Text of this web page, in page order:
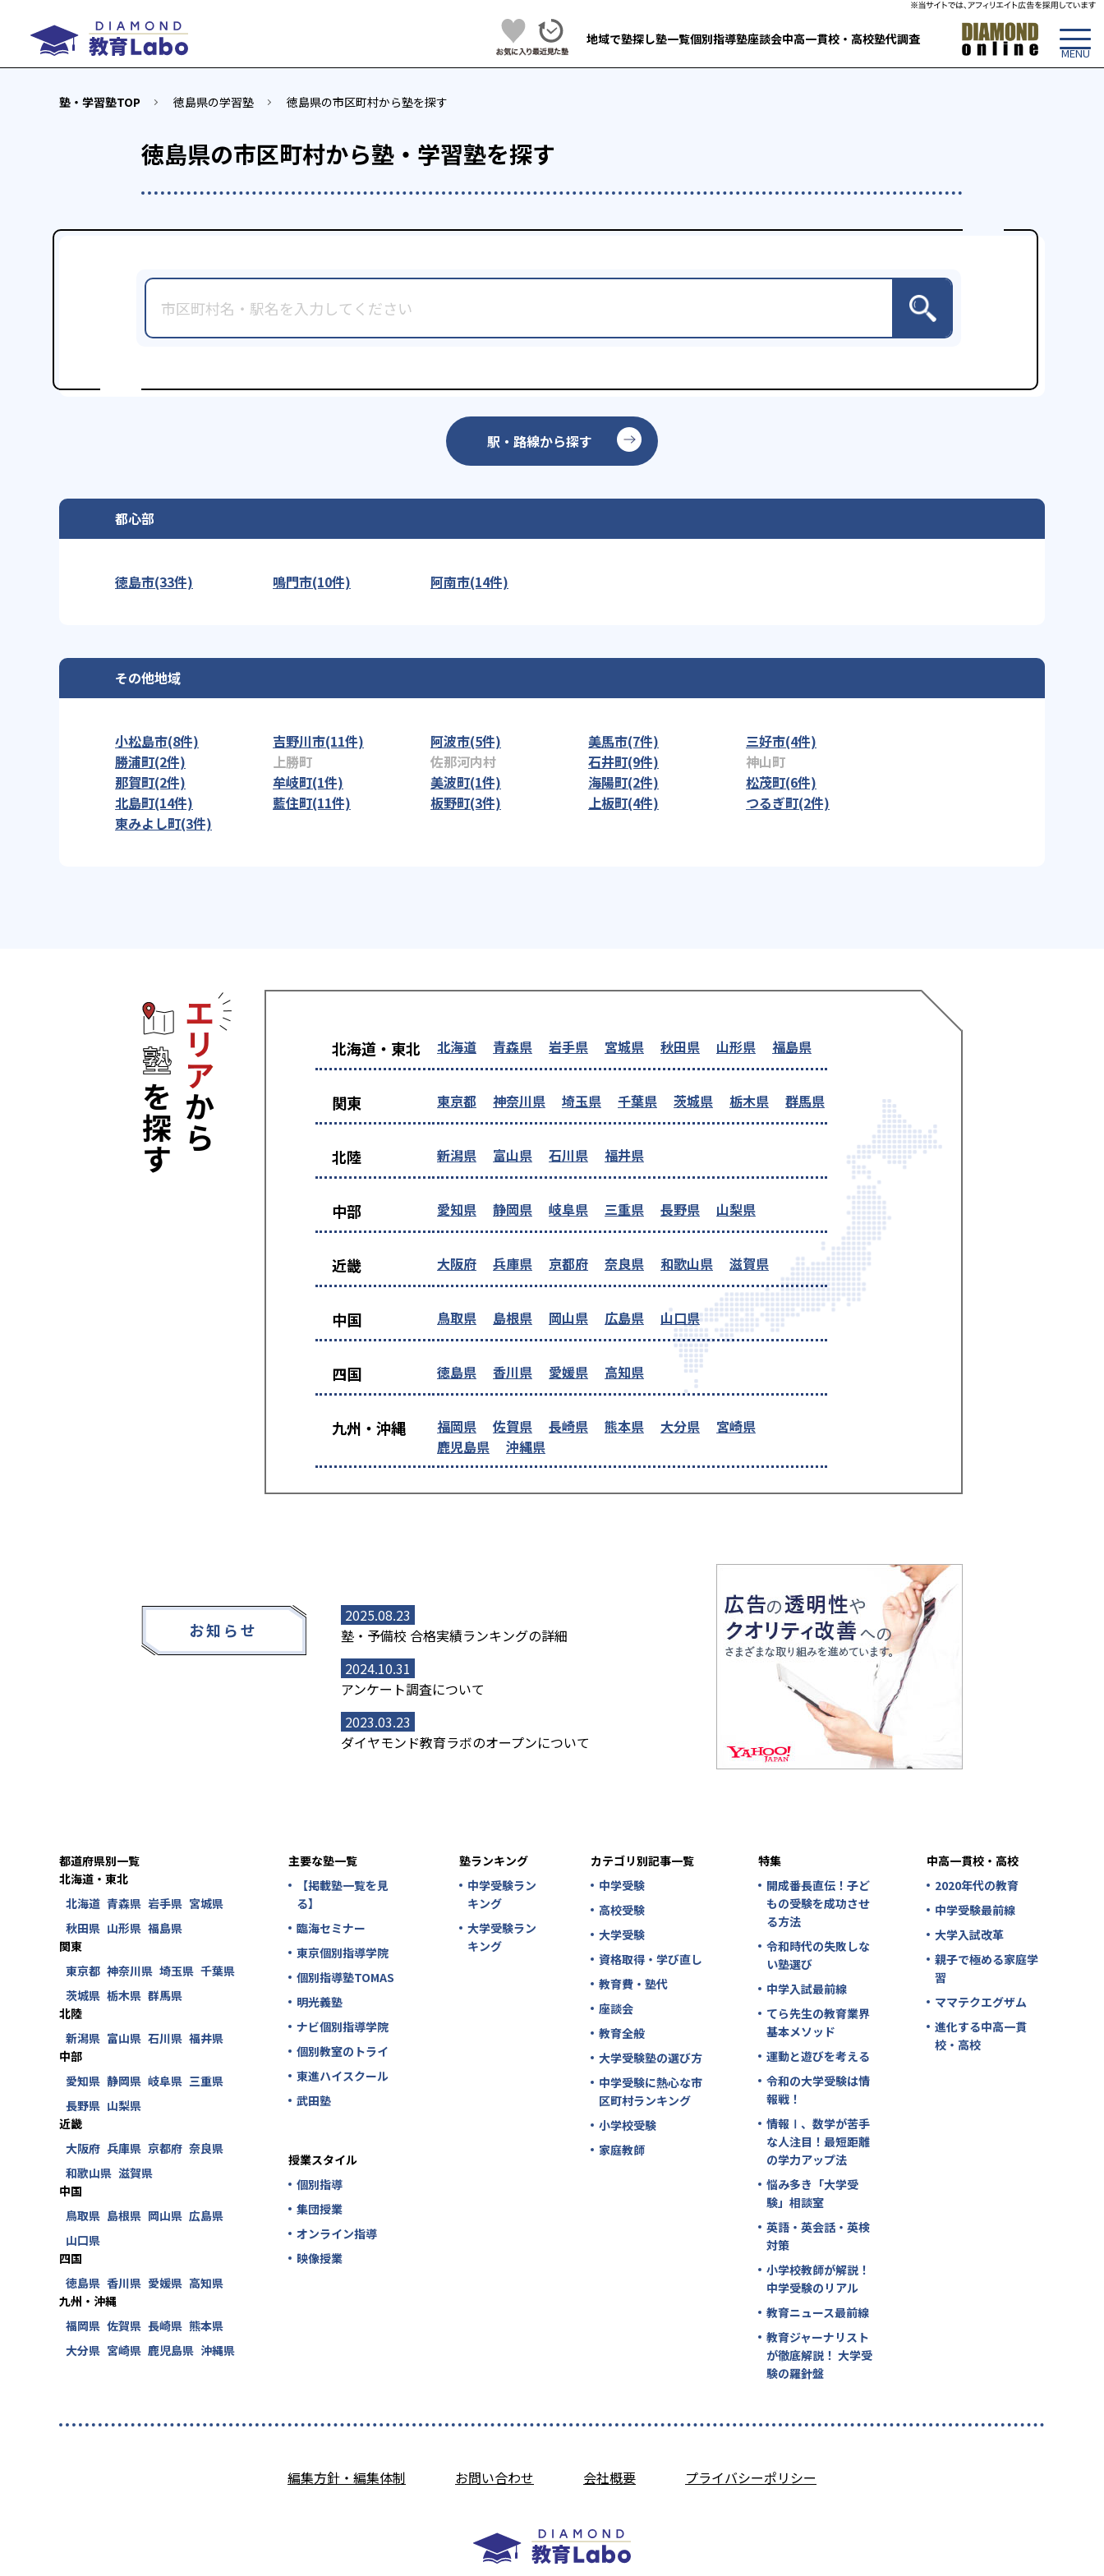
地域で塾探し塾一覧個別指導塾座談会中高一貫校・高校塾代調査
塾・学習塾TOP 徳島県の学習塾 徳島県の市区町村から塾を探す
徳島県の市区町村から塾・学習塾を探す
駅・路線から探す
都心部
徳島市(33件) 鳴門市(10件) 阿南市(14件)
その他地域
小松島市(8件) 吉野川市(11件) 阿波市(5件) 美馬市(7件)
三好市(4件)
勝浦町(2件)
上勝町 佐那河内村 石井町(9件)
神山町
那賀町(2件)
牟岐町(1件) 美波町(1件) 海陽町(2件)
松茂町(6件)
北島町(14件)
藍住町(11件) 板野町(3件) 上板町(4件)
つるぎ町(2件)
東みよし町(3件)
北海道・東北 北海道 青森県 岩手県 宮城県 秋田県 山形県 福島県
関東 東京都 神奈川県 埼玉県 千葉県 茨城県 栃木県 群馬県
北陸 新潟県 富山県 石川県 福井県
中部 愛知県 静岡県 岐阜県 三重県 長野県 山梨県
近畿 大阪府 兵庫県 京都府 奈良県 和歌山県 滋賀県
中国 鳥取県 島根県 岡山県 広島県 山口県
四国 徳島県 香川県 愛媛県 高知県
九州・沖縄 福岡県 佐賀県 長崎県 熊本県 大分県
宮崎県
鹿児島県
沖縄県
お知らせ
2025.08.23
塾・予備校 合格実績ランキングの詳細
2024.10.31
アンケート調査について
2023.03.23
ダイヤモンド教育ラボのオープンについて
都道府県別一覧
北海道・東北
北海道 青森県 岩手県 宮城県
秋田県 山形県 福島県
関東
東京都 神奈川県 埼玉県 千葉県
茨城県 栃木県 群馬県
北陸
新潟県 富山県 石川県 福井県
中部
愛知県 静岡県 岐阜県 三重県
長野県 山梨県
近畿
大阪府 兵庫県 京都府 奈良県
和歌山県 滋賀県
中国
鳥取県 島根県 岡山県 広島県
山口県
四国
徳島県 香川県 愛媛県 高知県
九州・沖縄
福岡県 佐賀県 長崎県 熊本県
大分県 宮崎県 鹿児島県 沖縄県
主要な塾一覧
【掲載塾一覧を見
る】
臨海セミナー
東京個別指導学院
個別指導塾TOMAS
明光義塾
ナビ個別指導学院
個別教室のトライ
東進ハイスクール
武田塾
授業スタイル
個別指導
集団授業
オンライン指導
映像授業
塾ランキング
中学受験ラン
キング
大学受験ラン
キング
カテゴリ別記事一覧
中学受験
高校受験
大学受験
資格取得・学び直し
教育費・塾代
座談会
教育全般
大学受験塾の選び方
中学受験に熱心な市
区町村ランキング
小学校受験
家庭教師
特集
開成番長直伝！子ど
もの受験を成功させ
る方法
令和時代の失敗しな
い塾選び
中学入試最前線
てら先生の教育業界
基本メソッド
運動と遊びを考える
令和の大学受験は情
報戦！
情報Ⅰ、数学が苦手
な人注目！最短距離
の学力アップ法
悩み多き「大学受
験」相談室
英語・英会話・英検
対策
小学校教師が解説！
中学受験のリアル
教育ニュース最前線
教育ジャーナリスト
が徹底解説！ 大学受
験の羅針盤
中高一貫校・高校
2020年代の教育
中学受験最前線
大学入試改革
親子で極める家庭学
習
ママテクエグザム
進化する中高一貫
校・高校
編集方針・編集体制 お問い合わせ 会社概要 プライバシーポリシー